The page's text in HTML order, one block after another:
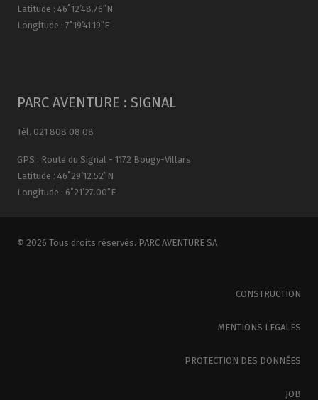
Latitude : 46˚12’48.76″N
Longitude : 7˚19’41.19″E
PARC AVENTURE : SIGNAL
Tél. 021 808 08 08
GPS : Route du Signal - 1172 Bougy-Villars
Latitude : 46˚29’12.52″N
Longitude : 6˚21’27.00″E
© 2026 Tous droits réservés. PARC AVENTURE SA
CONSTRUCTION
MENTIONS LEGALES
PROTECTION DES DONNÉES
JOB